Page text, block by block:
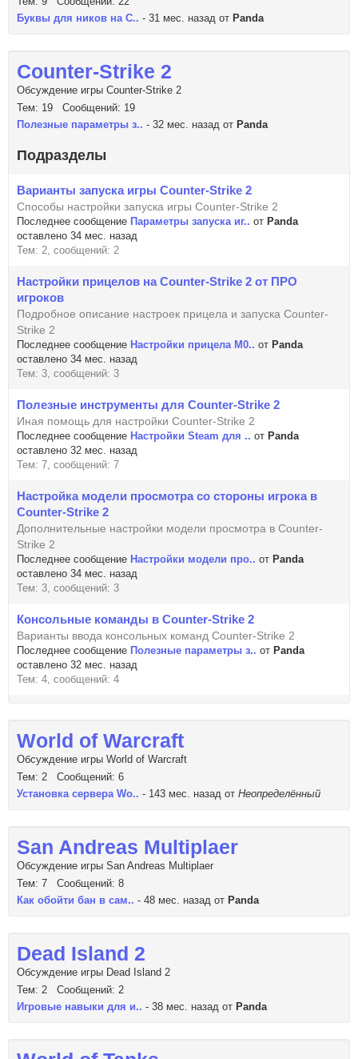
Буквы для ников на C.. - 31 мес. назад от Panda
Counter-Strike 2
Обсуждение игры Counter-Strike 2
Тем: 19 Сообщений: 19
Полезные параметры з.. - 32 мес. назад от Panda
Подразделы
Варианты запуска игры Counter-Strike 2
Способы настройки запуска игры Counter-Strike 2
Последнее сообщение Параметры запуска иг.. от Panda
оставлено 34 мес. назад
Тем: 2, сообщений: 2
Настройки прицелов на Counter-Strike 2 от ПРО
игроков
Подробное описание настроек прицела и запуска Counter-
Strike 2
Последнее сообщение Настройки прицела M0.. от Panda
оставлено 34 мес. назад
Тем: 3, сообщений: 3
Полезные инструменты для Counter-Strike 2
Иная помощь для настройки Counter-Strike 2
Последнее сообщение Настройки Steam для .. от Panda
оставлено 32 мес. назад
Тем: 7, сообщений: 7
Настройка модели просмотра со стороны игрока в
Counter-Strike 2
Дополнительные настройки модели просмотра в Counter-
Strike 2
Последнее сообщение Настройки модели про.. от Panda
оставлено 34 мес. назад
Тем: 3, сообщений: 3
Консольные команды в Counter-Strike 2
Варианты ввода консольных команд Counter-Strike 2
Последнее сообщение Полезные параметры з.. от Panda
оставлено 32 мес. назад
Тем: 4, сообщений: 4
World of Warcraft
Обсуждение игры World of Warcraft
Тем: 2 Сообщений: 6
Установка сервера Wo.. - 143 мес. назад от Неопределённый
San Andreas Multiplaer
Обсуждение игры San Andreas Multiplaer
Тем: 7 Сообщений: 8
Как обойти бан в сам.. - 48 мес. назад от Panda
Dead Island 2
Обсуждение игры Dead Island 2
Тем: 2 Сообщений: 2
Игровые навыки для и.. - 38 мес. назад от Panda